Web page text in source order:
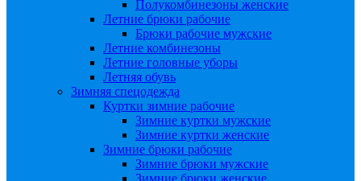
Полукомбинезоны женские
Летние брюки рабочие
Брюки рабочие мужские
Летние комбинезоны
Летние головные уборы
Летняя обувь
Зимняя спецодежда
Куртки зимние рабочие
Зимние куртки мужские
Зимние куртки женские
Зимние брюки рабочие
Зимние брюки мужские
Зимние брюки женские